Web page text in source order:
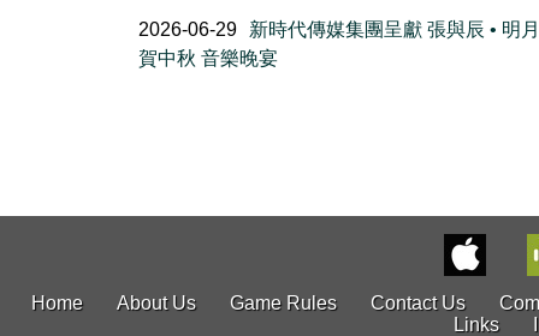
2026-06-29
新時代傳媒集團呈獻 張與辰 • 明
賀中秋 音樂晚宴
Home About Us Game Rules Contact Us
Links